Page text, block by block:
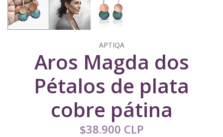
APTIQA
Aros Magda dos
Pétalos de plata
cobre pátina
$38.900 CLP